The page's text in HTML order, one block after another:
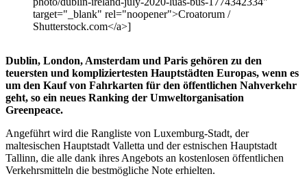
target="_blank" rel="noopener">Croatorum /
Shutterstock.com</a>]
Dublin, London, Amsterdam und Paris gehören zu den
teuersten und kompliziertesten Hauptstädten Europas, wenn es
um den Kauf von Fahrkarten für den öffentlichen Nahverkehr
geht, so ein neues Ranking der Umweltorganisation
Greenpeace.
Angeführt wird die Rangliste von Luxemburg-Stadt, der
maltesischen Hauptstadt Valletta und der estnischen Hauptstadt
Tallinn, die alle dank ihres Angebots an kostenlosen öffentlichen
Verkehrsmitteln die bestmögliche Note erhielten.